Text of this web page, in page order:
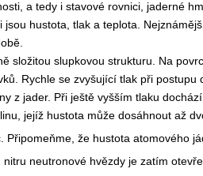
a tedy i stavové rovnici, jaderné
hustota, tlak a teplota.
složitou slupkovou strukturu. Na
Rychle se zvyšující tlak při
z jader. Při ještě vyšším tlaku
jejíž hustota může dosáhnout až
že hustota atomového
neutronové hvězdy je zatím